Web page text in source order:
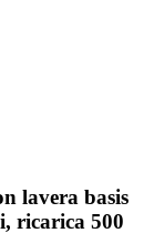
lavera basis
ricarica 500